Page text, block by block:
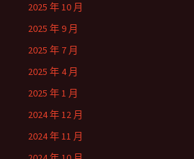
2025 年 10 月
2025 年 9 月
2025 年 7 月
2025 年 4 月
2025 年 1 月
2024 年 12 月
2024 年 11 月